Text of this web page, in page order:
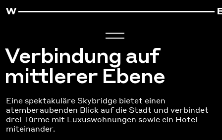
Verbindung auf
mittlerer Ebene
Eine spektakuläre Skybridge bietet einen
atemberaubenden Blick auf die Stadt und verbindet
drei Türme mit Luxuswohnungen sowie ein Hotel
miteinander.